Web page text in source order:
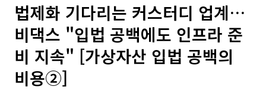
법제화 기다리는 커스터디 업계…
비댁스 "입법 공백에도 인프라 준
비 지속" [가상자산 입법 공백의
비용②]